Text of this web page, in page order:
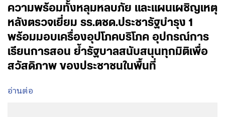
ความพร้อมทั้งหลุมหลบภัย และแผนเผชิญเหตุ
หลังตรวจเยี่ยม รร.ตชด.ประชารัฐบำรุง 1
พร้อมมอบเครื่องอุปโภคบริโภค อุปกรณ์การ
เรียนการสอน ย้ำรัฐบาลสนับสนุนทุกมิติเพื่อ
สวัสดิภาพ ของประชาชนในพื้นที่
อ่านต่อ